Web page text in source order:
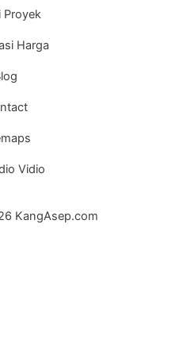
Proyek
Harga
Vidio
KangAsep.com